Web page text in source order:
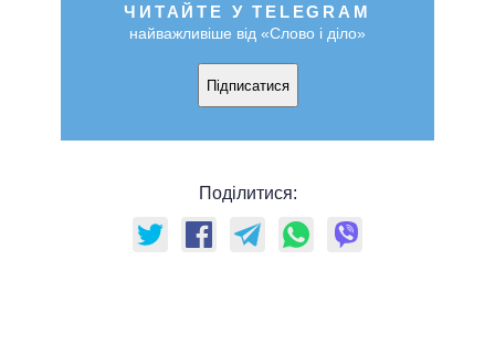
ЧИТАЙТЕ У TELEGRAM
найважливіше від «Слово і діло»
Підписатися
Поділитися: